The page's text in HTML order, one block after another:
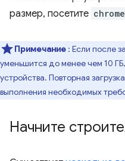
размер, посетите
Примечание : Если после
уменьшится до менее чем 10
устройства. Повторная
выполнения необходимых
Начните